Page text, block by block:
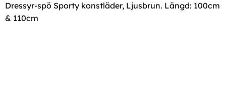
Dressyr-spö Sporty konstläder, Ljusbrun. Längd: 100cm
& 110cm